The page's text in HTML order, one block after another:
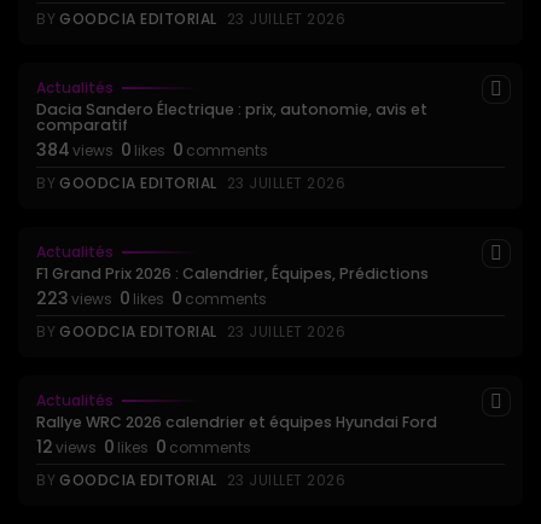
BY GOODCIA EDITORIAL 23 JUILLET 2026
Actualités
Dacia Sandero Électrique : prix, autonomie, avis et
comparatif
384views 0 likes 0 comments
BY GOODCIA EDITORIAL 23 JUILLET 2026
Actualités
F1 Grand Prix 2026 : Calendrier, Équipes, Prédictions
223views 0 likes 0 comments
BY GOODCIA EDITORIAL 23 JUILLET 2026
Actualités
Rallye WRC 2026 calendrier et équipes Hyundai Ford
12views 0 likes 0 comments
BY GOODCIA EDITORIAL 23 JUILLET 2026